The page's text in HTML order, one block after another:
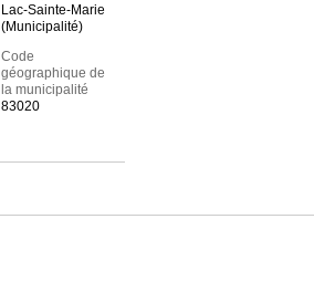
Lac-Sainte-Marie
(Municipalité)
Code
géographique de
la municipalité
83020